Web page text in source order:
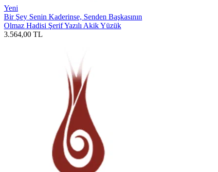
Yeni
Bir Şey Senin Kaderinse, Senden Başkasının
Olmaz Hadisi Şerif Yazılı Akik Yüzük
3.564,00 TL